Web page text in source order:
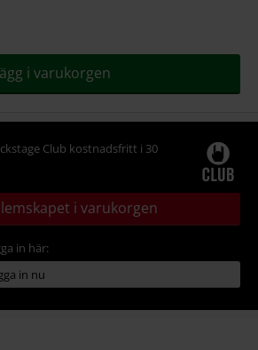
i varukorgen
Club kostnadsfritt i 30
i varukorgen
in här:
in nu